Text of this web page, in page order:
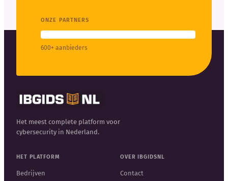
ONZE PARTNERS
600+ aanbieders
Het meest complete platform voor
cybersecurity in Nederland.
HET PLATFORM
Bedrijven
OVER IBGIDSNL
Contact